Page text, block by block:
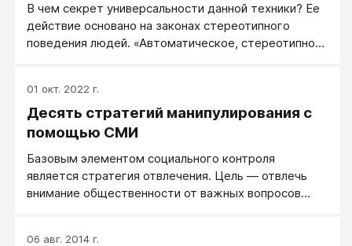
В чем секрет универсальности данной техники? Ее
действие основано на законах стереотипного
поведения людей. «Автоматическое, стереотипное
случаях ― просто необходимо» (Роберт Чалдини).
Эта техника работает как спусковой крючок,
запускающий нужную реакцию на стимул, подобно
вместо того, чтобы заходить в меню «пуск» и
искать нужную программу, вы запускаете ее одним
щелчком мыши.
01 окт. 2022 г.
Десять стратегий манипулирования с
помощью СМИ
Базовым элементом социального контроля
является стратегия отвлечения. Цель — отвлечь
внимание общественности от важных вопросов...
06 авг. 2014 г.